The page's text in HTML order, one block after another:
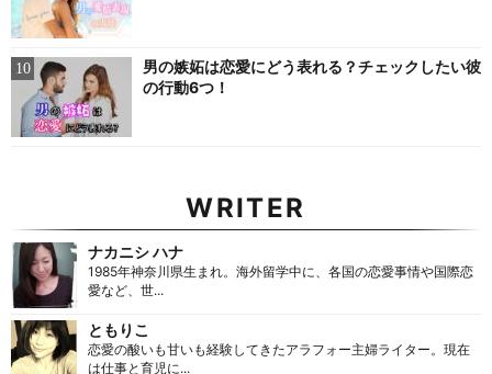
男の嫉妬は恋愛にどう表れる？チェックしたい彼
の行動6つ！
WRITER
ナカニシ ハナ
1985年神奈川県生まれ。海外留学中に、各国の恋愛事情や国際恋
愛など、世...
ともりこ
恋愛の酸いも甘いも経験してきたアラフォー主婦ライター。現在
は仕事と育児に...